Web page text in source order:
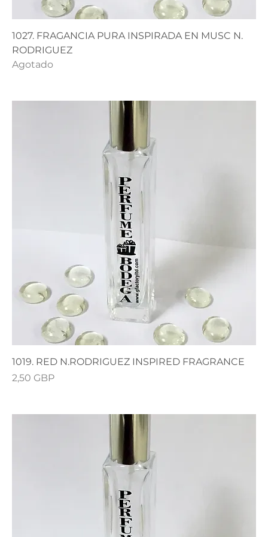
1027. FRAGANCIA PURA INSPIRADA EN MUSC N.
RODRIGUEZ
Agotado
1019. RED N.RODRIGUEZ INSPIRED FRAGRANCE
Precio
2,50 GBP